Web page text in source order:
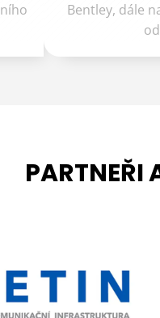
Bentley, dále
PARTNEŘI